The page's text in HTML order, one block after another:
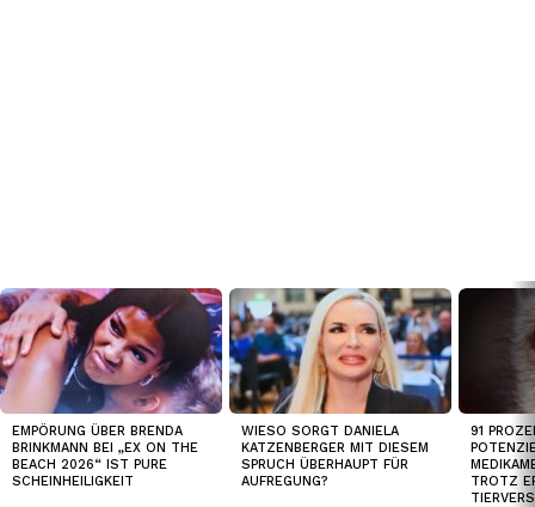
TOP
NEWS
EMPÖRUNG ÜBER BRENDA
BRINKMANN BEI „EX ON THE
BEACH 2026“ IST PURE
SCHEINHEILIGKEIT
WIESO SORGT DANIELA
KATZENBERGER MIT DIESEM
SPRUCH ÜBERHAUPT FÜR
AUFREGUNG?
91
TROTZ